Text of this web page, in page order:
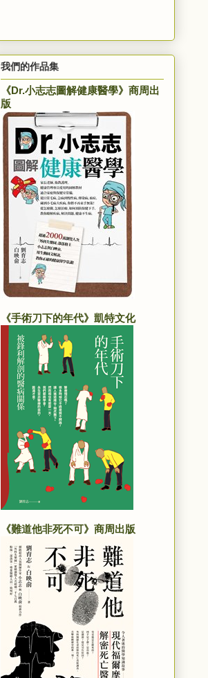
我們的作品集
《Dr.小志志圖解健康醫學》商周出
版
《手術刀下的年代》凱特文化
《難道他非死不可》商周出版